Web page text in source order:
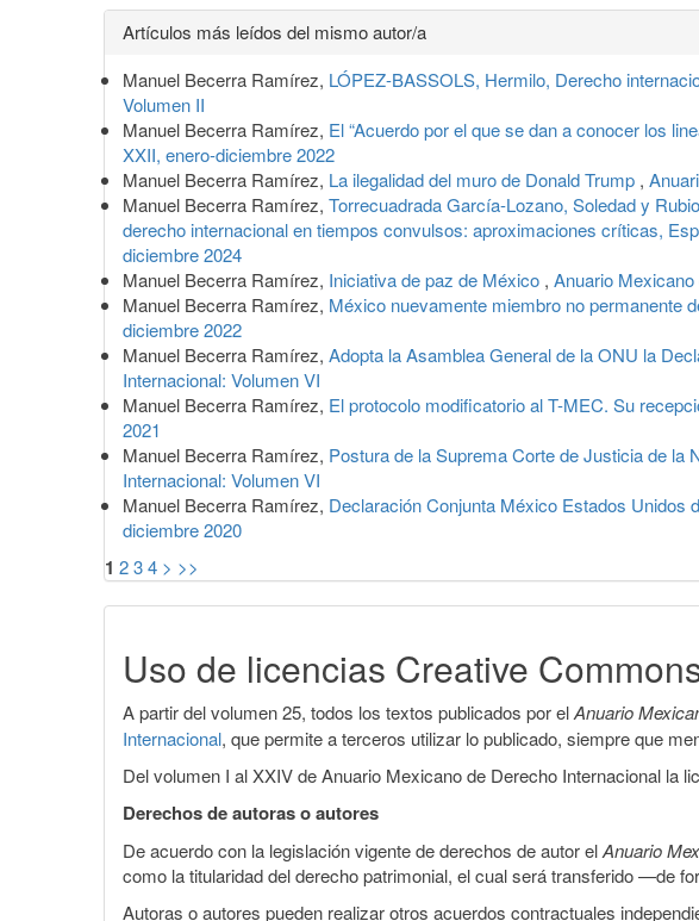
Detalles
del
artículo
Artículos más leídos del mismo autor/a
Manuel Becerra Ramírez, LÓPEZ-BASSOLS, Hermilo, Derecho
Volumen II
Manuel Becerra Ramírez, El “Acuerdo por el que se dan a conocer los
XXII, enero-diciembre 2022
Manuel Becerra Ramírez, La ilegalidad del muro de Donald Trump ,
Manuel Becerra Ramírez, Torrecuadrada García-Lozano, Soledad y
derecho internacional en tiempos convulsos: aproximaciones críticas,
diciembre 2024
Manuel Becerra Ramírez, Iniciativa de paz de México , Anuario
Manuel Becerra Ramírez, México nuevamente miembro no permanente
diciembre 2022
Manuel Becerra Ramírez, Adopta la Asamblea General de la ONU la
Internacional: Volumen VI
Manuel Becerra Ramírez, El protocolo modificatorio al T-MEC. Su
2021
Manuel Becerra Ramírez, Postura de la Suprema Corte de Justicia de la
Internacional: Volumen VI
Manuel Becerra Ramírez, Declaración Conjunta México Estados Unidos
diciembre 2020
1 234 > >>
Uso de licencias Creative
A partir del volumen 25, todos los textos publicados por elAnuario
Internacional, que permite a terceros utilizar lo publicado, siempre que
Del volumen I al XXIV de Anuario Mexicano de Derecho Internacional la
Derechos de autoras o autores
De acuerdo con la legislación vigente de derechos de autor elAnuario
como la titularidad del derecho patrimonial, el cual será transferido —de
Autoras o autores pueden realizar otros acuerdos contractuales